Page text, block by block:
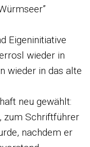
Eigeninitiative
wieder in
wieder in das alte
neu gewählt:
zum Schriftführer
nachdem er